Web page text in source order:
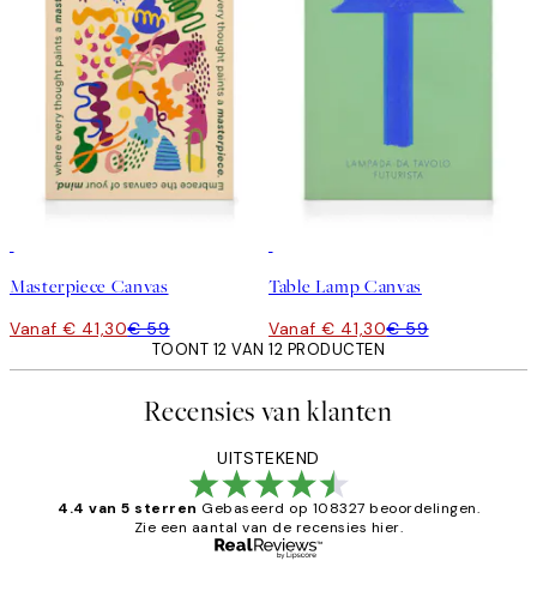
Masterpiece Canvas
Vanaf € 41,30€ 59
Table Lamp Canvas
Vanaf € 41,30€ 59
TOONT 12 VAN 12 PRODUCTEN
Recensies van klanten
UITSTEKEND
4.4 van 5 sterren Gebaseerd op 108327 beoordelingen.
Zie een aantal van de recensies hier.